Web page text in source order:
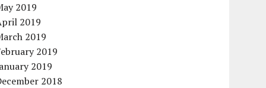
2019
2019
2019
2019
2019
2018